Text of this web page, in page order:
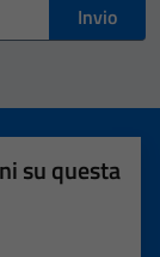
Invio
su questa